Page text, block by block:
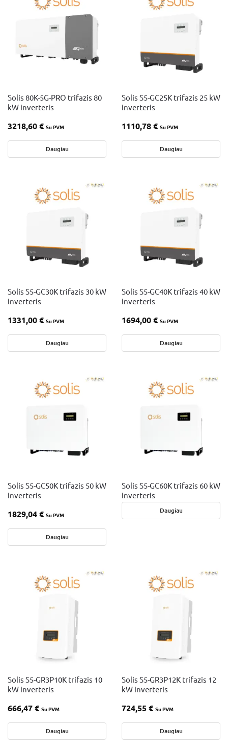
Solis 80K-5G-PRO trifazis 80
kW inverteris
3218,60€ Su PVM
Daugiau
Solis S5-GC25K trifazis 25 kW
inverteris
1110,78€ Su PVM
Daugiau
Solis S5-GC30K trifazis 30 kW
inverteris
1331,00€ Su PVM
Daugiau
Solis S5-GC40K trifazis 40 kW
inverteris
1694,00€ Su PVM
Daugiau
Solis S5-GC50K trifazis 50 kW
inverteris
1829,04€ Su PVM
Daugiau
Solis S5-GC60K trifazis 60 kW
inverteris
Daugiau
Solis S5-GR3P10K trifazis 10
kW inverteris
666,47€ Su PVM
Daugiau
Solis S5-GR3P12K trifazis 12
kW inverteris
724,55€ Su PVM
Daugiau